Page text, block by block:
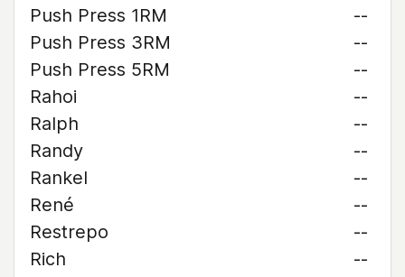
Push Press 1RM
--
Push Press 3RM
--
Push Press 5RM
--
Rahoi
--
Ralph
--
Randy
--
Rankel
--
René
--
Restrepo
--
Rich
--